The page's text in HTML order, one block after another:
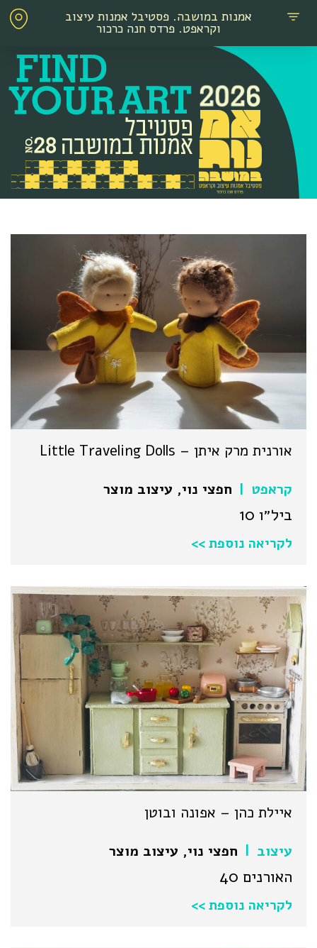
אמנות במושבה. פסטיבל אמנות עיצוב
וקראפט. פרדס חנה כרכור
אורנית מרק איתן – Little Traveling Dolls
קראפט | חפצי נוי, עיצוב מוצר
ביל״ו 10
לקריאה נוספת >>
איילת כהן – אפונה ובוטן
עיצוב | חפצי נוי, עיצוב מוצר
האורנים 40
לקריאה נוספת >>